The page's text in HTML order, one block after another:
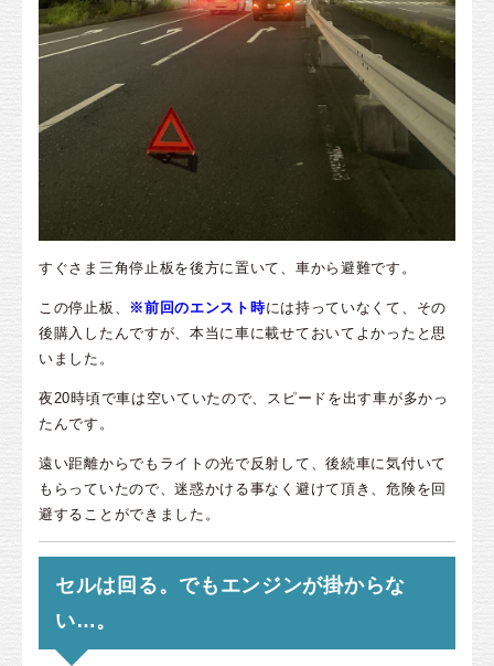
すぐさま三角停止板を後方に置いて、車から避難です。
この停止板、 ※前回のエンスト時には持っていなくて、その
後購入したんですが、本当に車に載せておいてよかったと思
いました。
夜20時頃で車は空いていたので、スピードを出す車が多かっ
たんです。
遠い距離からでもライトの光で反射して、後続車に気付いて
もらっていたので、迷惑かける事なく避けて頂き、危険を回
避することができました。
セルは回る。でもエンジンが掛からな
い…。